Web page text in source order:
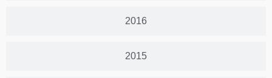
2016
2015